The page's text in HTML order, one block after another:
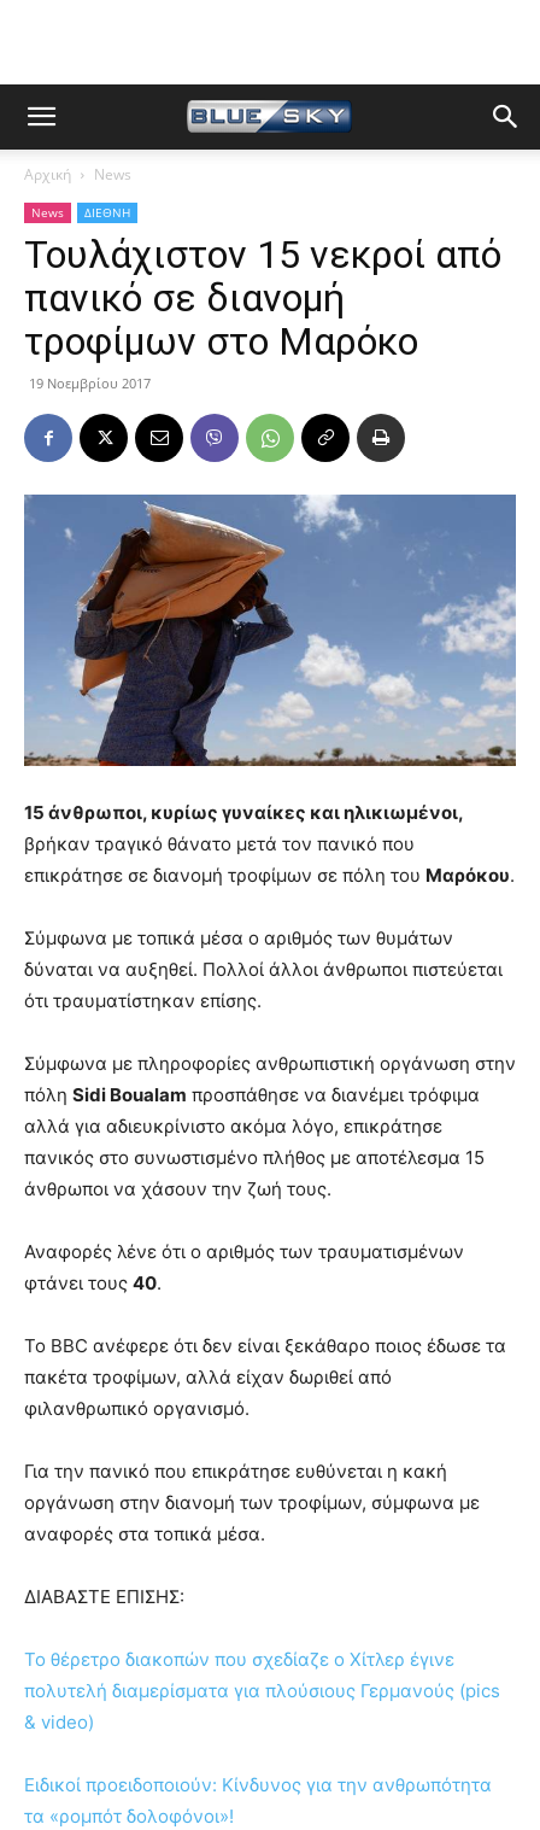
Αρχική News
News ΔΙΕΘΝΗ
Τουλάχιστον 15 νεκροί από
πανικό σε διανομή
τροφίμων στο Μαρόκο
19 Νοεμβρίου 2017
15 άνθρωποι, κυρίως γυναίκες και ηλικιωμένοι,
βρήκαν τραγικό θάνατο μετά τον πανικό που
επικράτησε σε διανομή τροφίμων σε πόλη του Μαρόκου.
Σύμφωνα με τοπικά μέσα ο αριθμός των θυμάτων
δύναται να αυξηθεί. Πολλοί άλλοι άνθρωποι πιστεύεται
ότι τραυματίστηκαν επίσης.
Σύμφωνα με πληροφορίες ανθρωπιστική οργάνωση στην
πόλη Sidi Boualam προσπάθησε να διανέμει τρόφιμα
αλλά για αδιευκρίνιστο ακόμα λόγο, επικράτησε
πανικός στο συνωστισμένο πλήθος με αποτέλεσμα 15
άνθρωποι να χάσουν την ζωή τους.
Αναφορές λένε ότι ο αριθμός των τραυματισμένων
φτάνει τους 40.
Το BBC ανέφερε ότι δεν είναι ξεκάθαρο ποιος έδωσε τα
πακέτα τροφίμων, αλλά είχαν δωριθεί από
φιλανθρωπικό οργανισμό.
Για την πανικό που επικράτησε ευθύνεται η κακή
οργάνωση στην διανομή των τροφίμων, σύμφωνα με
αναφορές στα τοπικά μέσα.
ΔΙΑΒΑΣΤΕ ΕΠΙΣΗΣ:
Το θέρετρο διακοπών που σχεδίαζε ο Χίτλερ έγινε
πολυτελή διαμερίσματα για πλούσιους Γερμανούς (pics
& video)
Ειδικοί προειδοποιούν: Κίνδυνος για την ανθρωπότητα
τα «ρομπότ δολοφόνοι»!